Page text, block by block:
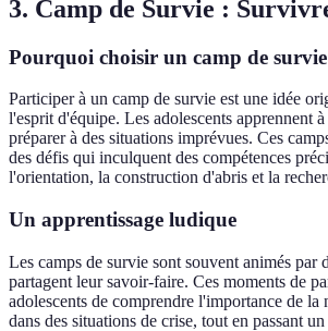
3. Camp de Survie :
Pourquoi choisir un camp de
Participer à un camp de survie est une idée
l'esprit d'équipe. Les adolescents apprennent
préparer à des situations imprévues. Ces
des défis qui inculquent des compétences
l'orientation, la construction d'abris et la
Un apprentissage ludique
Les camps de survie sont souvent animés par
partagent leur savoir-faire. Ces moments de
adolescents de comprendre l'importance de la
dans des situations de crise, tout en passant